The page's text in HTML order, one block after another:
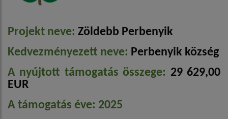
Projekt neve: Zöldebb Perbenyik
Kedvezményezett neve: Perbenyik község
A nyújtott támogatás összege: 29 629,00
EUR
A támogatás éve: 2025